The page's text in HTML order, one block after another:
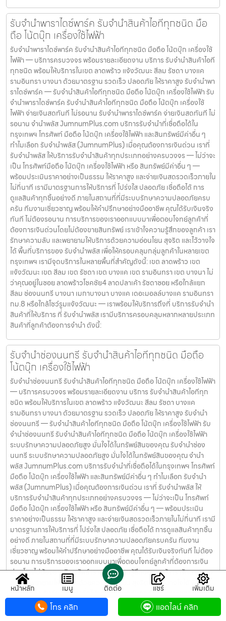
รับจำนำพาราไดซ์พาร์ค รับจำนำสินค้าไอทีทุกชนิด มือ
ถือ โน้ตบุ๊ก เครื่องใช้ไฟฟ้า
รับจำนำพาราไดซ์พาร์ค รับจำนำสินค้าไอทีทุกชนิด มือถือ โน้ตบุ๊ก เครื่องใช้
ไฟฟ้า — บริการครบวงจร พร้อมรายละเอียดงาน บริการ รับจำนำสินค้าไอที
ทุกชนิด พร้อมให้บริการในเขต ลาดพร้าว แจ้งวัฒนะ สีลม รัชดา บางแค
รามอินทรา บางนา ด้วยมาตรฐาน รวดเร็ว ปลอดภัย ให้ราคาสูง รับจำนำพา
ราไดซ์พาร์ค — รับจำนำสินค้าไอทีทุกชนิด มือถือ โน้ตบุ๊ก เครื่องใช้ไฟฟ้า รับ
จำนำพาราไดซ์พาร์ค รับจำนำสินค้าไอทีทุกชนิด มือถือ โน้ตบุ๊ก เครื่องใช้
ไฟฟ้า จ่ายเงินสดทันที ไม่รอนาน รับจำนำพาราไดซ์พาร์ค จ่ายเงินสดทันที ไม่
รอนาน จำนำพลัส JumnumPlus.com บริการรับจำนำที่เชื่อถือได้ใน
กรุงเทพฯ โทรศัพท์ มือถือ โน้ตบุ๊ก เครื่องใช้ไฟฟ้า และสินทรัพย์มีค่าอื่น ๆ
ทำไมเลือก รับจำนำพลัส (JumnumPlus) เมื่อคุณต้องการเงินด่วน เราที่
รับจำนำพลัส ให้บริการรับจำนำสินค้าทุกประเภทอย่างครบวงจร — ไม่ว่าจะ
เป็น โทรศัพท์มือถือ โน้ตบุ๊ก เครื่องใช้ไฟฟ้า หรือ สินทรัพย์มีค่าอื่น ๆ —
พร้อมประเมินราคาอย่างเป็นธรรม ให้ราคาสูง และจ่ายเงินสดรวดเร็วภายใน
ไม่กี่นาที เรามีมาตรฐานการให้บริการที่ โปร่งใส ปลอดภัย เชื่อถือได้ การ
ดูแลสินค้าทุกชิ้นอย่างดี ภายในสถานที่ที่มีระบบรักษาความปลอดภัยครบ
ครัน ทีมงานเชี่ยวชาญ พร้อมให้คำปรึกษาอย่างมืออาชีพ คุณได้รับเงินจริง
ทันที ไม่ต้องรอนาน การบริการของเราออกแบบมาเพื่อตอบโจทย์ลูกค้าที่
ต้องการเงินด่วนโดยไม่ต้องขายสินทรัพย์ เราเข้าใจความรู้สึกของลูกค้า เรา
รักษาความลับ และพยายามให้บริการด้วยความอ่อนโยน สุจริต และไว้วางใจ
ได้ พื้นที่บริการของ รับจำนำพลัส เพื่อให้ครอบคลุมกลุ่มลูกค้าในหลายเขต
กรุงเทพฯ เรามีจุดบริการในหลายพื้นที่สำคัญดังนี้: เขต ลาดพร้าว เขต
แจ้งวัฒนะ เขต สีลม เขต รัชดา เขต บางแค เขต รามอินทรา เขต บางนา ไม่
ว่าคุณอยู่ในซอย ลาดพร้าวโชคชัย4 ลาดปลาเค้า รัชดาซอย หรือใกล้แยก
สีลม ช่องนนทรี บางนา เมกาบางนา บางแค เดอะมอลล์บางแค รามอินทรา
กม.8 หรือใกล้โชว์รูมแจ้งวัฒนะ — เราพร้อมให้บริการถึงที่ บริการรับจำนำ
สินค้าที่ให้บริการ ที่ รับจำนำพลัส เรามีบริการครอบคลุมหลากหลายประเภท
สินค้าที่ลูกค้าต้องการจำนำ ดังนี้:
รับจำนำช่องนนทรี รับจำนำสินค้าไอทีทุกชนิด มือถือ
โน้ตบุ๊ก เครื่องใช้ไฟฟ้า
รับจำนำช่องนนทรี รับจำนำสินค้าไอทีทุกชนิด มือถือ โน้ตบุ๊ก เครื่องใช้ไฟฟ้า
— บริการครบวงจร พร้อมรายละเอียดงาน บริการ รับจำนำสินค้าไอทีทุก
ชนิด พร้อมให้บริการในเขต ลาดพร้าว แจ้งวัฒนะ สีลม รัชดา บางแค
รามอินทรา บางนา ด้วยมาตรฐาน รวดเร็ว ปลอดภัย ให้ราคาสูง รับจำนำ
ช่องนนทรี — รับจำนำสินค้าไอทีทุกชนิด มือถือ โน้ตบุ๊ก เครื่องใช้ไฟฟ้า รับ
จำนำช่องนนทรี รับจำนำสินค้าไอทีทุกชนิด มือถือ โน้ตบุ๊ก เครื่องใช้ไฟฟ้า
ระบบรักษาความปลอดภัยสูง มั่นใจได้ในทรัพย์สินของคุณ รับจำนำช่อง
นนทรี ระบบรักษาความปลอดภัยสูง มั่นใจได้ในทรัพย์สินของคุณ จำนำ
พลัส JumnumPlus.com บริการรับจำนำที่เชื่อถือได้ในกรุงเทพฯ โทรศัพท์
มือถือ โน้ตบุ๊ก เครื่องใช้ไฟฟ้า และสินทรัพย์มีค่าอื่น ๆ ทำไมเลือก รับจำนำ
พลัส (JumnumPlus) เมื่อคุณต้องการเงินด่วน เราที่ รับจำนำพลัส ให้
บริการรับจำนำสินค้าทุกประเภทอย่างครบวงจร — ไม่ว่าจะเป็น โทรศัพท์
มือถือ โน้ตบุ๊ก เครื่องใช้ไฟฟ้า หรือ สินทรัพย์มีค่าอื่น ๆ — พร้อมประเมิน
ราคาอย่างเป็นธรรม ให้ราคาสูง และจ่ายเงินสดรวดเร็วภายในไม่กี่นาที เรามี
มาตรฐานการให้บริการที่ โปร่งใส ปลอดภัย เชื่อถือได้ การดูแลสินค้าทุกชิ้น
อย่างดี ภายในสถานที่ที่มีระบบรักษาความปลอดภัยครบครัน ทีมงาน
เชี่ยวชาญ พร้อมให้คำปรึกษาอย่างมืออาชีพ คุณได้รับเงินจริงทันที ไม่ต้อง
รอนาน การบริการของเราออกแบบมาเพื่อตอบโจทย์ลูกค้าที่ต้องการเงิน
ด่วนโดยไม่ต้องขายสินทรัพย์ เราเข้าใจความรู้สึกของลูกค้า เรารักษาความ
ลับ และพยายามให้บริการด้วยความอ่อนโยน สุจริต และไว้วางใจได้ พื้นที่
บริการของ รับจำนำพลัส เพื่อให้ครอบคลุมกลุ่มลูกค้าในหลายเขตกรุงเทพฯ
เรามีจุดบริการในหลายพื้นที่สำคัญดังนี้: เขต ลาดพร้าว เขต แจ้งวัฒนะ เขต
สีลม เขต รัชดา เขต บางแค เขต รามอินทรา เขต บางนา ไม่ว่าคุณอยู่ในซอย
หน้าหลัก เมนู ติดต่อ แชร์ เพิ่มเติม
โทร คลิก แอดไลน์ คลิก